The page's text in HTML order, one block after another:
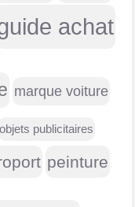
achat
marque voiture
objets publicitaires
peinture